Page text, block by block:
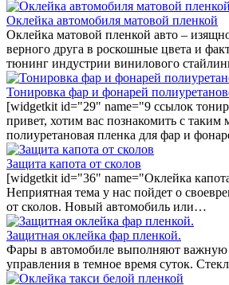
Оклейка автомобиля матовой пленкой
Оклейка матовой пленкой авто –
верного друга в роскошные цвета и
тюнинг индустрии винилового
Тонировка фар и фонарей
[widgetkit id="29" name="9 ссылок
привет, хотим вас познакомить с таким
полиуретановая пленка для фар и
Защита капота от сколов
[widgetkit id="36" name="Оклейка
Неприятная тема у нас пойдет о
от сколов. Новый автомобиль или…
Защитная оклейка фар пленкой.
Фары в автомобиле выполняют важную
управления в темное время суток.